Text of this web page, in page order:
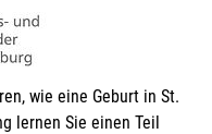
wie eine Geburt in St.
lernen Sie einen Teil